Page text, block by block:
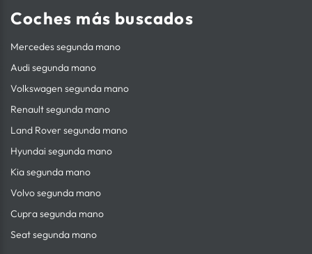
Coches más buscados
Mercedes segunda mano
Audi segunda mano
Volkswagen segunda mano
Renault segunda mano
Land Rover segunda mano
Hyundai segunda mano
Kia segunda mano
Volvo segunda mano
Cupra segunda mano
Seat segunda mano